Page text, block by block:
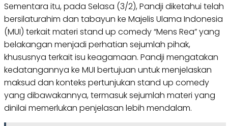
Sementara itu, pada Selasa (3/2), Pandji diketahui telah
bersilaturahim dan tabayun ke Majelis Ulama Indonesia
(MUI) terkait materi stand up comedy “Mens Rea” yang
belakangan menjadi perhatian sejumlah pihak,
khususnya terkait isu keagamaan. Pandji mengatakan
kedatangannya ke MUI bertujuan untuk menjelaskan
maksud dan konteks pertunjukan stand up comedy
yang dibawakannya, termasuk sejumlah materi yang
dinilai memerlukan penjelasan lebih mendalam.